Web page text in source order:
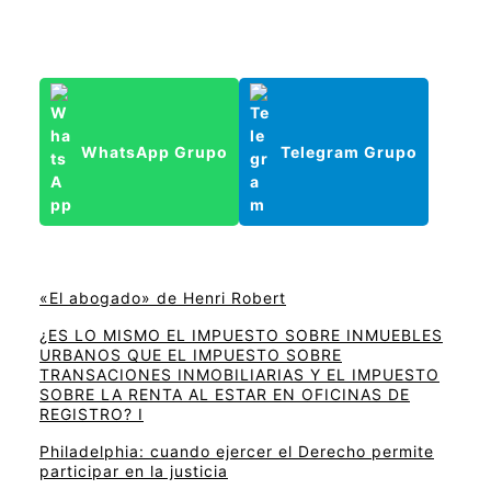
WhatsApp Grupo Telegram Grupo
«El abogado» de Henri Robert
¿ES LO MISMO EL IMPUESTO SOBRE INMUEBLES
URBANOS QUE EL IMPUESTO SOBRE
TRANSACIONES INMOBILIARIAS Y EL IMPUESTO
SOBRE LA RENTA AL ESTAR EN OFICINAS DE
REGISTRO? I
Philadelphia: cuando ejercer el Derecho permite
participar en la justicia